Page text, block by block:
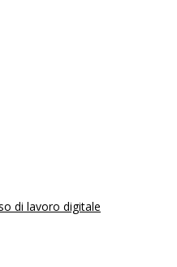
di lavoro digitale